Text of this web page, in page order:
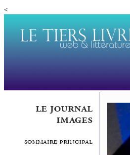
<
le journal
images
sommaire principal